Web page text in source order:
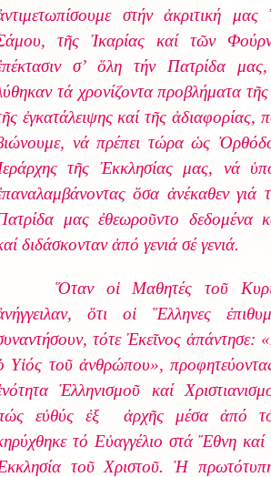
στήν ἀκριτική
τῆς Ἰκαρίας καί τῶν
σ’ ὅλη τήν Πατρίδα
τά χρονίζοντα προβλήματα
ἐγκατάλειψης καί τῆς ἀδιαφορίας,
νά πρέπει τώρα ὡς
τῆς Ἐκκλησίας μας, νά
ὅσα ἀνέκαθεν γιά
μας ἐθεωροῦντο δεδομένα
διδάσκονταν ἀπό γενιά σέ γενιά.
Ὅταν οἱ Μαθητές τοῦ
ὅτι οἱ Ἕλληνες
τότε Ἐκεῖνος ἀπάντησε:
Υἱός τοῦ ἀνθρώπου»,
Ἑλληνισμοῦ καί
εὐθύς ἐξ ἀρχῆς μέσα ἀπό
τό Εὐαγγέλιο στά Ἔθνη
τοῦ Χριστοῦ. Ἡ